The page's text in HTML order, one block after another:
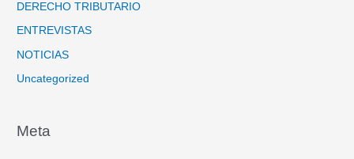
DERECHO TRIBUTARIO
ENTREVISTAS
NOTICIAS
Uncategorized
Meta